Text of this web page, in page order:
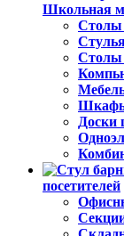
Школьная
Столы
Столы
Шкафы
Доски
посетителей